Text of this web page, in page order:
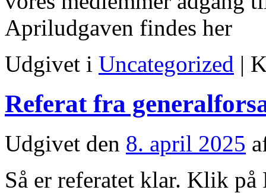
Apriludgaven findes her
Udgivet i Uncategorized |
Referat fra
Udgivet den 8. april 2025
Så er referatet klar. Klik på